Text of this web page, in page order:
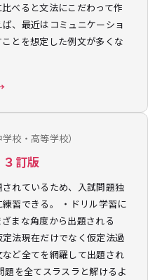
べると文法にこだわって作
、最近はコミュニケーショ
とを想定した例文が多くな
学校・高等学校）
訂版
れているため、入試問題独
習できる。 ・ドリル学習に
まな角度から出題される
定法現在だけでなく仮定法過
ど全てを網羅して出題され
題を全てスラスラと解けるよ